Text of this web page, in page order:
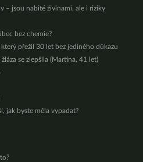
– jsou nabité živinami, ale i riziky
bez chemie?
přežil 30 let bez jediného důkazu
se zlepšila (Martina, 41 let)
jak byste měla vypadat?